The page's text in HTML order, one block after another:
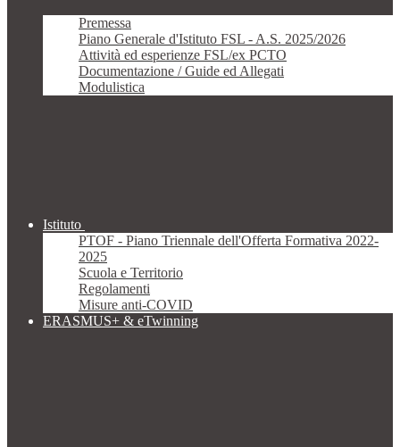
Premessa
Piano Generale d'Istituto FSL - A.S. 2025/2026
Attività ed esperienze FSL/ex PCTO
Documentazione / Guide ed Allegati
Modulistica
Istituto
PTOF - Piano Triennale dell'Offerta Formativa 2022-
2025
Scuola e Territorio
Regolamenti
Misure anti-COVID
ERASMUS+ & eTwinning